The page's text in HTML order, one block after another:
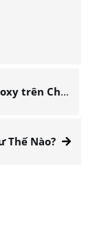
và Firefox
Thế Nào?